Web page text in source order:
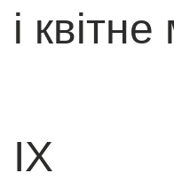
і
IX